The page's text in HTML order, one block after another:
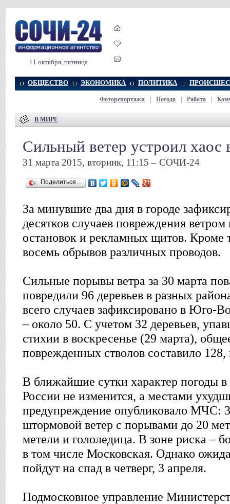
11 октября, пятница
ОБЩЕСТВО ЭКОНОМИКА ПОЛИТИКА
Фоторепортажи Погода Работа
В МИРЕ
Сильный ветер устроил хаос
31 марта 2015, вторник, 11:15 – СОЧИ-24
Поделиться…
За минувшие два дня в городе
десятков случаев повреждения
остановок и рекламных щитов. Кроме
восемь обрывов различных проводов.
Сильные порывы ветра за 30 марта
повредили 96 деревьев в разных
всего случаев зафиксировано в Юго-
– около 50. С учетом 32 деревьев,
стихии в воскресенье (29 марта),
поврежденных стволов составило
В ближайшие сутки характер погоды
России не изменится, а местами
предупреждение опубликовало МЧС:
штормовой ветер с порывами до 20
метели и гололедица. В зоне риска –
в том числе Московская. Однако
пойдут на спад в четверг, 3 апреля.
Подмосковное управление